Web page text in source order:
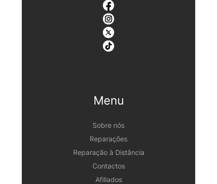
Menu
Sobre nós
Reparações
Reparação à Distância
Contactos
Afiliados